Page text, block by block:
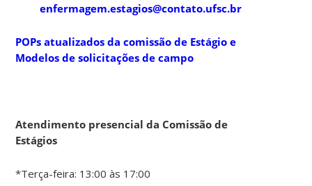
enfermagem.estagios@contato.ufsc.br
POPs atualizados da comissão de Estágio e
Modelos de solicitações de campo
Atendimento presencial da Comissão de
Estágios
*Terça-feira: 13:00 às 17:00